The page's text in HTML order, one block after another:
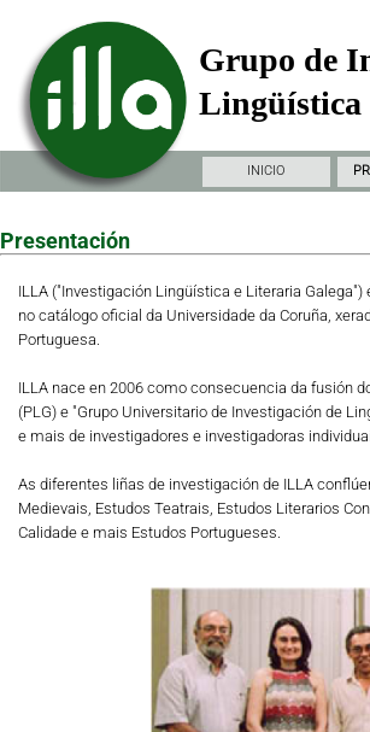
Grupo de
Lingüística
INICIO
Presentación
ILLA ("Investigación Lingüística e Literaria
no catálogo oficial da Universidade da Coruña,
Portuguesa.
ILLA nace en 2006 como consecuencia da fusión
(PLG) e "Grupo Universitario de Investigación de
e mais de investigadores e investigadoras
As diferentes liñas de investigación de ILLA
Medievais, Estudos Teatrais, Estudos Literarios
Calidade e mais Estudos Portugueses.